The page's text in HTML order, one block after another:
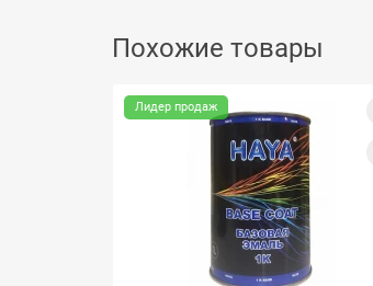
Похожие товары
Лидер продаж